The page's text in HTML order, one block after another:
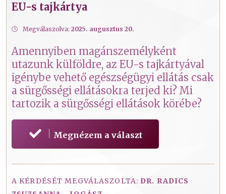
EU-s tajkártya
Megválaszolva: 2025. augusztus 20.
Amennyiben magánszemélyként
utazunk külföldre, az EU-s tajkártyával
igénybe vehető egészségügyi ellátás csak
a sürgősségi ellátásokra terjed ki? Mi
tartozik a sürgősségi ellátások körébe?
Megnézem a választ
A KÉRDÉSÉT MEGVÁLASZOLTA: DR. RADICS